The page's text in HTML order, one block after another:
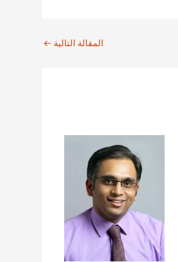
المقالة التالية ←